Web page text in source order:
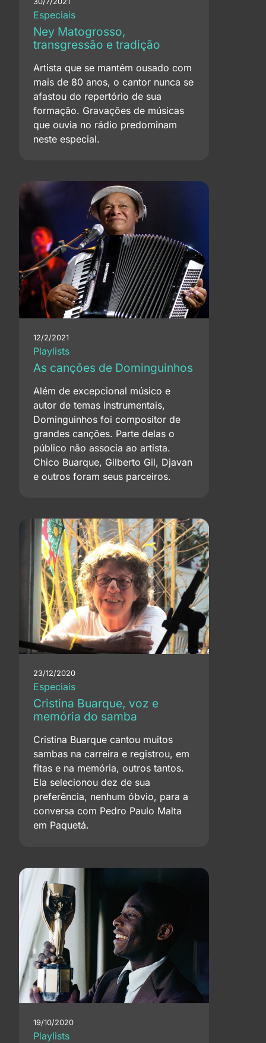
Especiais
Ney Matogrosso,
transgressão e tradição
Artista que se mantém ousado com
mais de 80 anos, o cantor nunca se
afastou do repertório de sua
formação. Gravações de músicas
que ouvia no rádio predominam
neste especial.
12/2/2021
Playlists
As canções de Dominguinhos
Além de excepcional músico e
autor de temas instrumentais,
Dominguinhos foi compositor de
grandes canções. Parte delas o
público não associa ao artista.
Chico Buarque, Gilberto Gil, Djavan
e outros foram seus parceiros.
23/12/2020
Especiais
Cristina Buarque, voz e
memória do samba
Cristina Buarque cantou muitos
sambas na carreira e registrou, em
fitas e na memória, outros tantos.
Ela selecionou dez de sua
preferência, nenhum óbvio, para a
conversa com Pedro Paulo Malta
em Paquetá.
19/10/2020
Playlists